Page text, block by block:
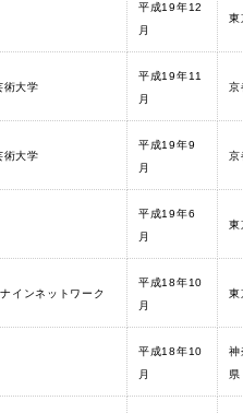
平成19年12
月
東
術大学
平成19年11
月
京
術大学
平成19年9
月
京
平成19年6
月
東
インネットワーク
平成18年10
月
東
平成18年10
月
神
県